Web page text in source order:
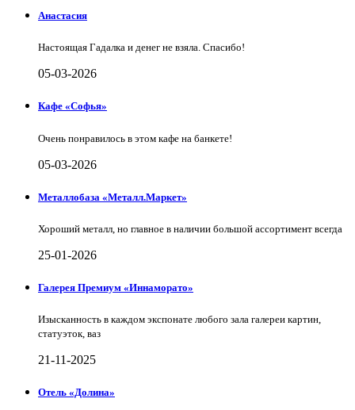
Анастасия
Настоящая Гадалка и денег не взяла. Спасибо!
05-03-2026
Кафе «Софья»
Очень понравилось в этом кафе на банкете!
05-03-2026
Металлобаза «Металл.Маркет»
Хороший металл, но главное в наличии большой ассортимент всегда
25-01-2026
Галерея Премиум «Иннаморато»
Изысканность в каждом экспонате любого зала галереи картин,
статуэток, ваз
21-11-2025
Отель «Долина»